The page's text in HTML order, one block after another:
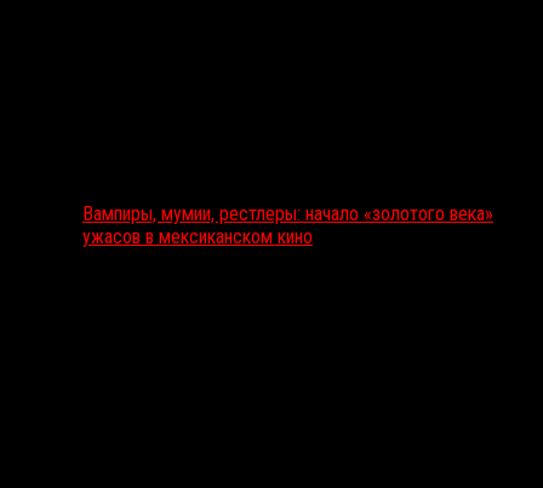
Вампиры, мумии, рестлеры: начало «золотого века»
ужасов в мексиканском кино